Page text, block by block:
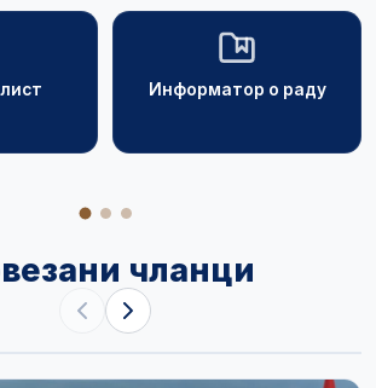
Информатор о раду
чланци